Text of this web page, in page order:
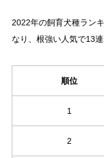
2022年の飼育犬種ラン
なり、根強い人気で13
順位
1
2